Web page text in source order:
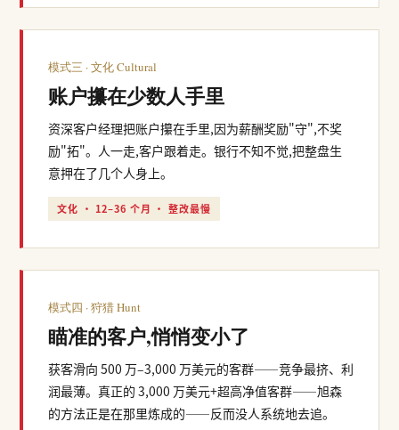
模式三 · 文化 Cultural
账户攥在少数人手里
资深客户经理把账户攥在手里,因为薪酬奖励"守",不奖
励"拓"。人一走,客户跟着走。银行不知不觉,把整盘生
意押在了几个人身上。
文化 · 12–36 个月 · 整改最慢
模式四 · 狩猎 Hunt
瞄准的客户,悄悄变小了
获客滑向 500 万–3,000 万美元的客群——竞争最挤、利
润最薄。真正的 3,000 万美元+超高净值客群——旭森
的方法正是在那里炼成的——反而没人系统地去追。